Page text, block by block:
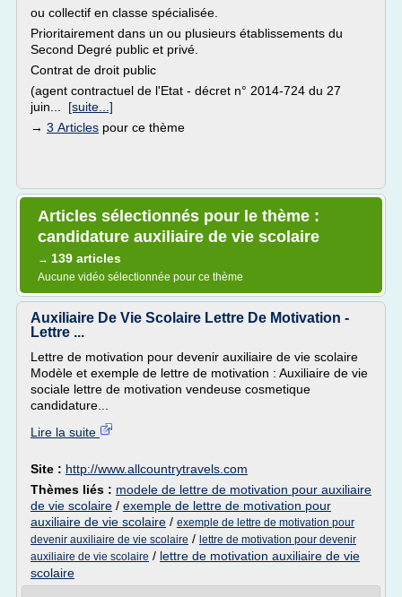
ou collectif en classe spécialisée.
Prioritairement dans un ou plusieurs établissements du
Second Degré public et privé.
Contrat de droit public
(agent contractuel de l'Etat - décret n° 2014-724 du 27
juin... [suite...]
→ 3 Articles pour ce thème
Articles sélectionnés pour le thème :
candidature auxiliaire de vie scolaire
→ 139 articles
Aucune vidéo sélectionnée pour ce thème
Auxiliaire De Vie Scolaire Lettre De Motivation -
Lettre ...
Lettre de motivation pour devenir auxiliaire de vie scolaire
Modèle et exemple de lettre de motivation : Auxiliaire de vie
sociale lettre de motivation vendeuse cosmetique
candidature...
Lire la suite
Site : http://www.allcountrytravels.com
Thèmes liés : modele de lettre de motivation pour auxiliaire
de vie scolaire / exemple de lettre de motivation pour
auxiliaire de vie scolaire / exemple de lettre de motivation pour
devenir auxiliaire de vie scolaire / lettre de motivation pour devenir
auxiliaire de vie scolaire / lettre de motivation auxiliaire de vie
scolaire